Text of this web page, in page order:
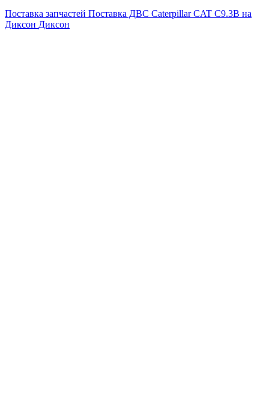
Поставка запчастей Поставка ДВС Caterpillar CAT C9.3B на
Диксон Диксон